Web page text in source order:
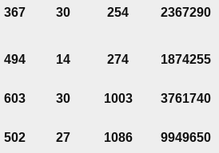
367 30 254 2367290
494 14 274 1874255
603 30 1003 3761740
502 27 1086 9949650